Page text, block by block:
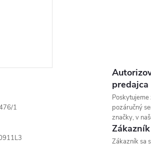
1
predajca
Poskytujeme
pozáručný
značky, v
Zákazník sa